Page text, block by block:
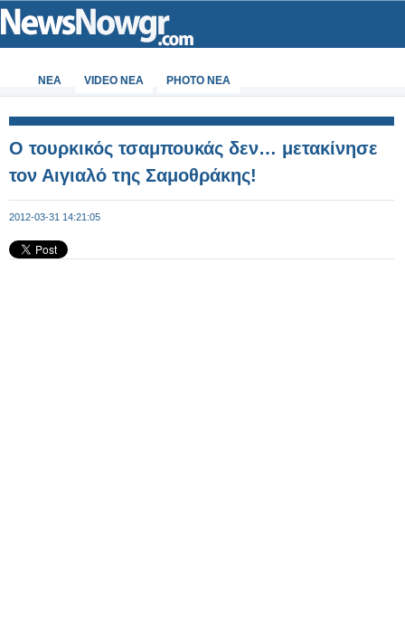
ΝΕΑ VIDEO NEA PHOTO NEA
Ο τουρκικός τσαμπουκάς δεν… μετακίνησε
τον Αιγιαλό της Σαμοθράκης!
2012-03-31 14:21:05